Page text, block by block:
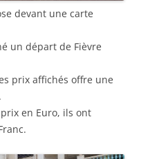
devant une carte
un départ de Fièvre
prix affichés offre une
en Euro, ils ont